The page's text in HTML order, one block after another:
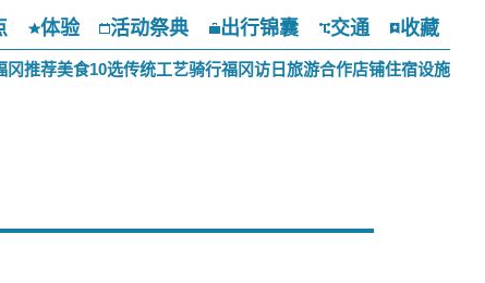
体验 活动祭典 出行锦囊 交通 收藏
冈推荐美食10选传统工艺骑行福冈访日旅游合作店铺住宿设施